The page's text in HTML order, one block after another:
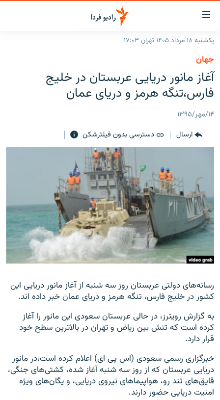
لینک‌های
قابلیت
دسترسی
بازگشت
به
منوی
اصلی
رفتن
صفحه
جستجو
ایران
جهان
برنامه‌های رادیویی
پادکست
چندرسانه‌ای
گزارش‌های ویدئویی
English
به ما بپیوندید
یکشنبه ۱۸ مرداد ۱۴۰۵ تهران ۱۷:۰۳
جهان
آغاز مانور دریایی عربستان در خلیج
فارس،تنگه هرمز و دریای عمان
۱۴/مهر/۱۳۹۵
ارسال
دسترسی بدون فیلترشکن
رسانه‌های دولتی عربستان روز سه شنبه از آغاز مانور دریایی این
کشور در خلیج فارس، تنگه هرمز و دریای عمان خبر داده اند.
به گزارش رویترز، در حالی عربستان سعودی این مانور را آغاز
کرده است که تنش بین ریاض و تهران در بالاترین سطح خود
قرار دارد.
خبرگزاری رسمی سعودی (اس پی ای) اعلام کرده است،در مانور
دریایی عربستان که از روز سه شنبه آغاز شده، کشتی‌های جنگی،
قایق‌های تند رو، هواپیماهای نیروی دریایی، و یگان‌های ویژه
امنیت دریایی حضور دارند.